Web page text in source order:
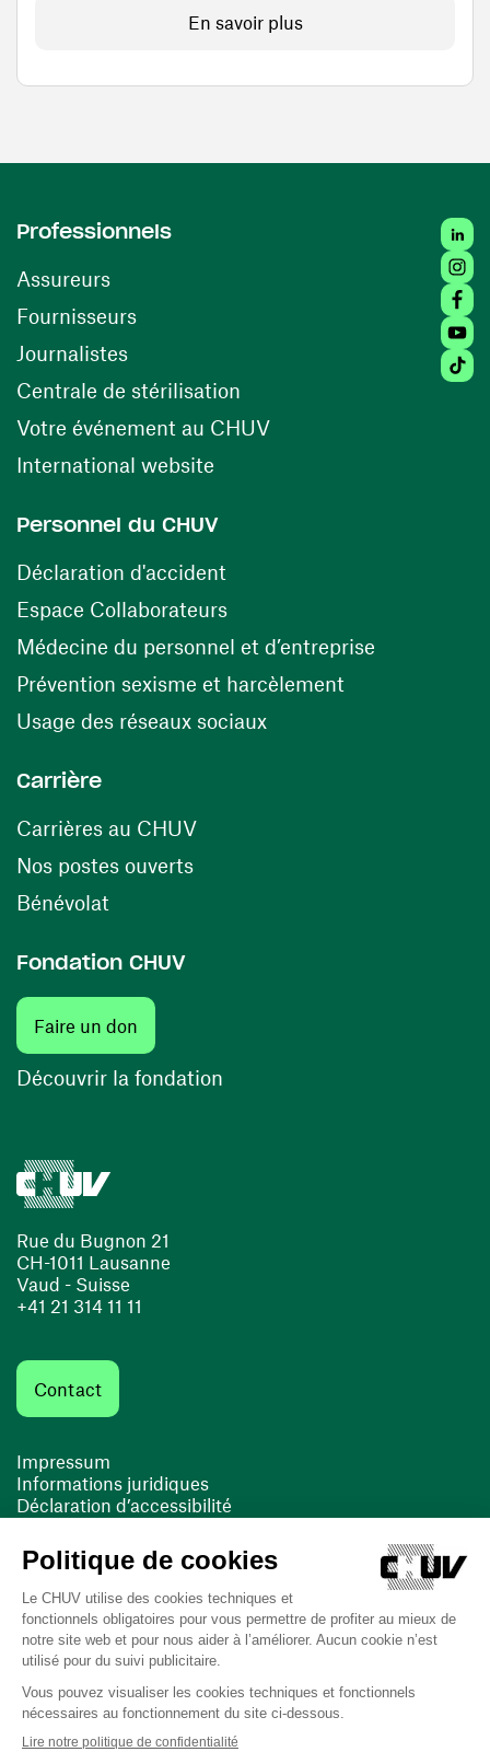
En savoir plus
Rue du Bugnon 21
CH-1011 Lausanne
Vaud - Suisse
+41 21 314 11 11
Contact
Impressum
Informations juridiques
Déclaration d’accessibilité
Cookies
(ouvre une nouvelle fenêtre)
(ouvre une nouvelle fenêtre)
Professionnels
Assureurs
Fournisseurs(ouvre une nouvelle fenêtre)
Journalistes
Centrale de stérilisation (ouvre une nouvelle
Votre événement au CHUV(ouvre une nouvelle
International website
Personnel du CHUV
Déclaration d'accident
Espace Collaborateurs(ouvre une nouvelle fenêtre)
Médecine du personnel et d’entreprise
Prévention sexisme et harcèlement
Usage des réseaux sociaux(ouvre une nouvelle
Carrière
Carrières au CHUV(ouvre une nouvelle fenêtre)
Nos postes ouverts(ouvre une nouvelle fenêtre)
Bénévolat
Fondation CHUV
Faire un don
Découvrir la fondation